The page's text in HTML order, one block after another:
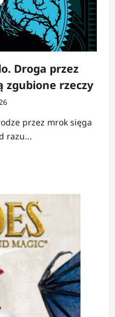
Droga przez
rzeczy
przez mrok sięga
razu...